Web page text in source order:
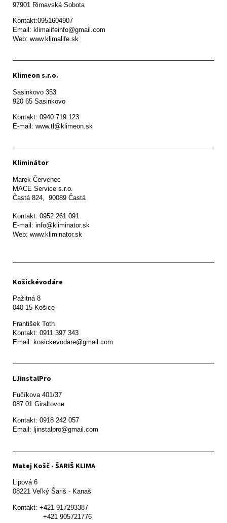
97901 Rimavská Sobota
Kontakt:0951604907
Email: klimalifeinfo@gmail.com
Web: www.klimalife.sk
Klimeon s.r.o.
Sasinkovo 353
920 65 Sasinkovo
Kontakt: 0940 719 123
E-mail: www.tl@klimeon.sk
Kliminátor
Marek Červenec
MACE Service s.r.o.
Častá 824,  90089 Častá
Kontakt: 0952 261 091
E-mail: info@kliminator.sk
Web: www.kliminator.sk
Košickévodáre
Pažitná 8
František Toth
Kontakt: 0911 397 343
Email: kosickevodare@gmail.com
LJinstalPro
Fučíkova 401/37
087 01 Giraltovce
Kontakt: 0918 242 057
Email: ljinstalpro@gmail.com
Matej Košč - ŠARIŠ KLIMA
Lipová 6
08221 Veľký Šariš - Kanaš
Kontakt: +421 917293387